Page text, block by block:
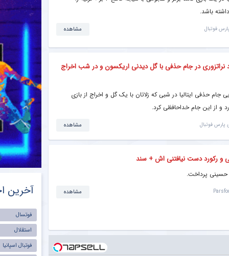
ماهی 3000گیگ
اینترنت
خانگی
پیشگ
ADSL
بگیر!!
باشد.
فوتبال مشاهده
۲ – ۱ میلان ؛ صعود نراتزوری در جام حذفی با گل دیدنی اریکسون و در شب اخراج
جام حذفی ایتالیا در شبی که زلاتان با یک گل و اخراج از بازی
پارس فوتبال مشاهده
مشاهده آخرین
فوتسال
استقلال
فوتبال اسپانیا